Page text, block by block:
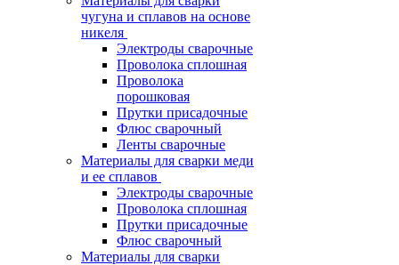
чугуна и сплавов на основе
никеля
Электроды сварочные
Проволока сплошная
Проволока
порошковая
Прутки присадочные
Флюс сварочный
Ленты сварочные
Материалы для сварки меди
и ее сплавов
Электроды сварочные
Проволока сплошная
Прутки присадочные
Флюс сварочный
Материалы для сварки